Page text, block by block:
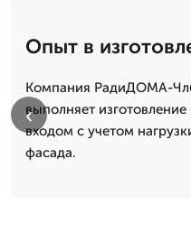
Опыт в
Компания РадиДОМА-
выполняет
входом с учетом
фасада.
‹